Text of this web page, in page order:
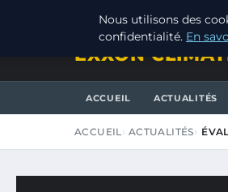
SAMEDI 8 AOÛT 2026
EXXON
ACCUEIL ACTUALITÉS
ACCUEIL ACTUALITÉS
Nous utilisons des
confidentialité. En